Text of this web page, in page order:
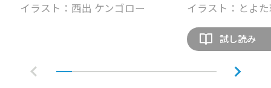
イラスト：西出 ケンゴロー
イラスト：とよ
試し読み